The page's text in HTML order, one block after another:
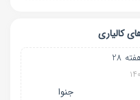
کالیاری
28
جنوا